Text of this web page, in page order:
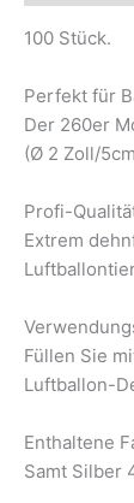
100 Stück.
Perfekt für
Der 260er
(Ø 2 Zoll/
Profi-
Extrem
Füllen Sie
Luftballon-
Enthaltene
Samt Silber